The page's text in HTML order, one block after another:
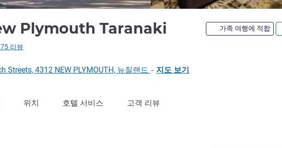
Plymouth Taranaki 4.5성 가족 여행에 적합
리뷰
Streets, 4312 NEW PLYMOUTH, 뉴질랜드 - 지도 보기
위치 호텔 서비스 고객 리뷰